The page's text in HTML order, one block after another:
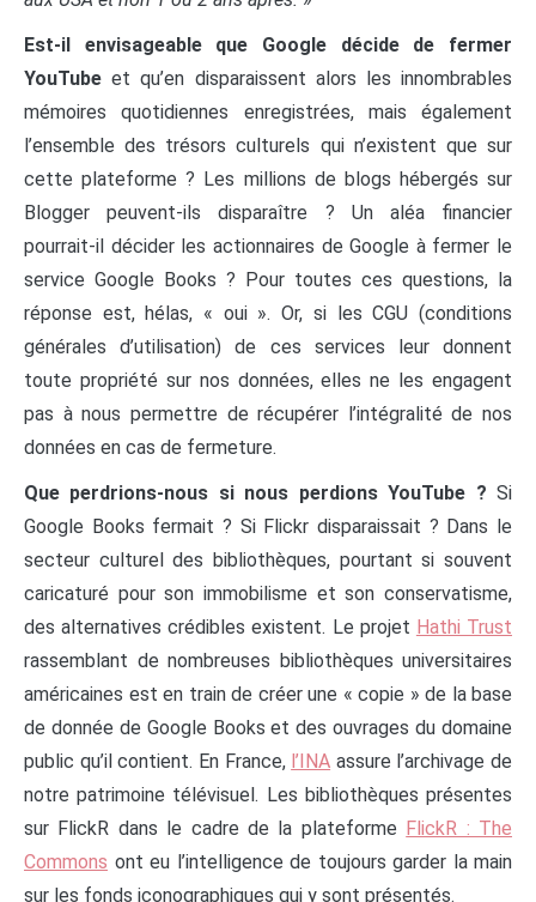
Est-il envisageable que Google décide de fermer
YouTube et qu’en disparaissent alors les innombrables
mémoires quotidiennes enregistrées, mais également
l’ensemble des trésors culturels qui n’existent que sur
cette plateforme ? Les millions de blogs hébergés sur
Blogger peuvent-ils disparaître ? Un aléa financier
pourrait-il décider les actionnaires de Google à fermer le
service Google Books ? Pour toutes ces questions, la
réponse est, hélas, « oui ». Or, si les CGU (conditions
générales d’utilisation) de ces services leur donnent
toute propriété sur nos données, elles ne les engagent
pas à nous permettre de récupérer l’intégralité de nos
données en cas de fermeture.
Que perdrions-nous si nous perdions YouTube ? Si
Google Books fermait ? Si Flickr disparaissait ? Dans le
secteur culturel des bibliothèques, pourtant si souvent
caricaturé pour son immobilisme et son conservatisme,
des alternatives crédibles existent. Le projet Hathi Trust
rassemblant de nombreuses bibliothèques universitaires
américaines est en train de créer une « copie » de la base
de donnée de Google Books et des ouvrages du domaine
public qu’il contient. En France, l’INA assure l’archivage de
notre patrimoine télévisuel. Les bibliothèques présentes
sur FlickR dans le cadre de la plateforme FlickR : The
Commons ont eu l’intelligence de toujours garder la main
sur les fonds iconographiques qui y sont présentés.